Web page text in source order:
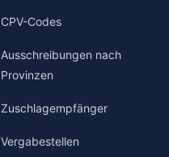
CPV-Codes
Ausschreibungen nach
Provinzen
Zuschlagempfänger
Vergabestellen